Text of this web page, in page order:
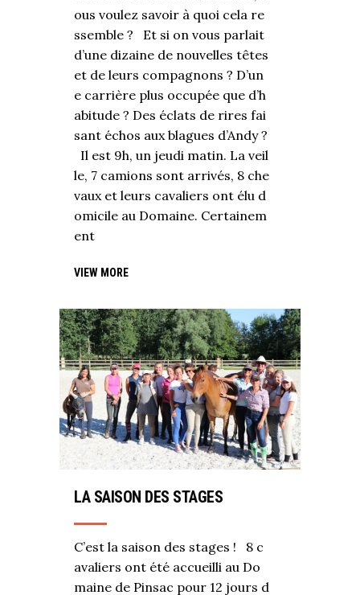
ous voulez savoir à quoi cela re
ssemble ? Et si on vous parlait
d’une dizaine de nouvelles têtes
et de leurs compagnons ? D’un
e carrière plus occupée que d’h
abitude ? Des éclats de rires fai
sant échos aux blagues d’Andy ?
Il est 9h, un jeudi matin. La veil
le, 7 camions sont arrivés, 8 che
vaux et leurs cavaliers ont élu d
omicile au Domaine. Certainem
ent
VIEW MORE
LA SAISON DES STAGES
C’est la saison des stages ! 8 c
avaliers ont été accueilli au Do
maine de Pinsac pour 12 jours d